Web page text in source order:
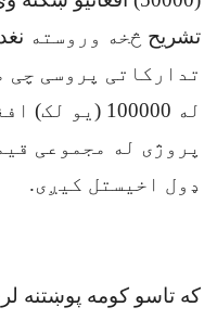
تشریح څخه وروسته
تدارکاتی پروسی چی
له 100000 (یو لک)
پروژی له مجموعی
ډول اخیستل کیږی.
که تاسو کومه پوښتنه